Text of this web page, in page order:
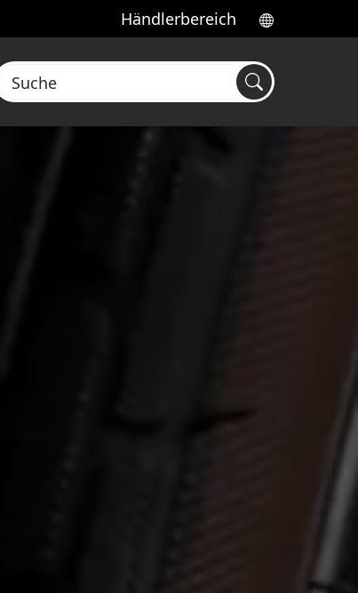
Händlerbereich
Suche